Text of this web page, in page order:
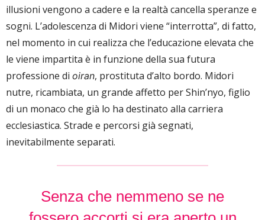
illusioni vengono a cadere e la realtà cancella speranze e
sogni. L’adolescenza di Midori viene “interrotta”, di fatto,
nel momento in cui realizza che l’educazione elevata che
le viene impartita è in funzione della sua futura
professione di oiran, prostituta d’alto bordo. Midori
nutre, ricambiata, un grande affetto per Shin’nyo, figlio
di un monaco che già lo ha destinato alla carriera
ecclesiastica. Strade e percorsi già segnati,
inevitabilmente separati.
Senza che nemmeno se ne